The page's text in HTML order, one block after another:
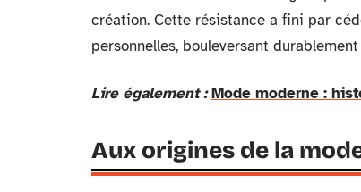
création. Cette résistance a fini par
personnelles, bouleversant
Lire également : Mode moderne :
Aux origines de la